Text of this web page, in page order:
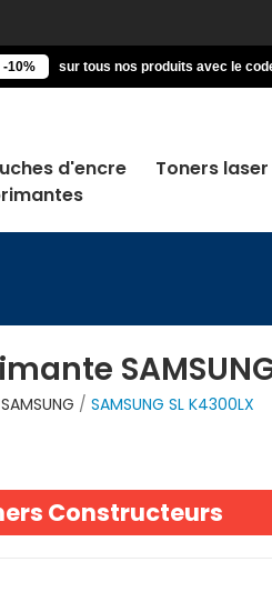
-10% sur tous nos produits avec le
d'encre
Toners laser
SAMSUNG
SAMSUNG
SAMSUNG SL K4300LX
Constructeurs